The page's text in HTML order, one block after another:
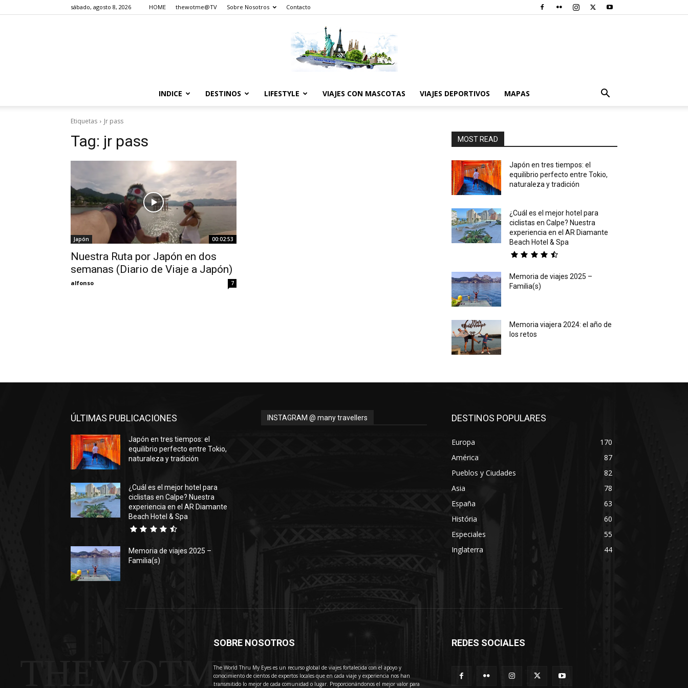
sábado, agosto 8, 2026 HOME thewotme@TV Sobre Nosotros Contacto
INDICE DESTINOS LIFESTYLE VIAJES CON MASCOTAS VIAJES DEPORTIVOS MAPAS
Etiquetas Jr pass
Tag: jr pass
Japón 00:02:53
Nuestra Ruta por Japón en dos
semanas (Diario de Viaje a Japón)
alfonso 7
MOST READ
Japón en tres tiempos: el
equilibrio perfecto entre Tokio,
naturaleza y tradición
¿Cuál es el mejor hotel para
ciclistas en Calpe? Nuestra
experiencia en el AR Diamante
Beach Hotel & Spa
Memoria de viajes 2025 –
Familia(s)
Memoria viajera 2024: el año de
los retos
ÚLTIMAS PUBLICACIONES
Japón en tres tiempos: el
equilibrio perfecto entre Tokio,
naturaleza y tradición
¿Cuál es el mejor hotel para
ciclistas en Calpe? Nuestra
experiencia en el AR Diamante
Beach Hotel & Spa
Memoria de viajes 2025 –
Familia(s)
INSTAGRAM @ many travellers DESTINOS POPULARES
Europa
170
América
87
Pueblos y Ciudades
82
Asia
78
España
63
História
60
Especiales
55
Inglaterra
44
THEWOTME
SOBRE NOSOTROS
The World Thru My Eyes es un recurso global de viajes fortalecida con el apoyo y
conocimiento de cientos de expertos locales que en cada viaje y experiencia nos han
transmitido lo mejor de cada comunidad o lugar. Proporcionándonos el mejor valor para
REDES SOCIALES